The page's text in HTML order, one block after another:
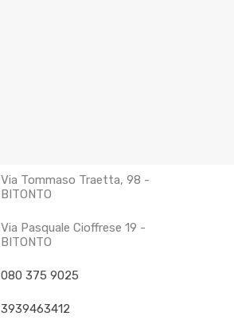
Via Tommaso Traetta, 98 -
BITONTO
Via Pasquale Cioffrese 19 -
BITONTO
080 375 9025
3939463412